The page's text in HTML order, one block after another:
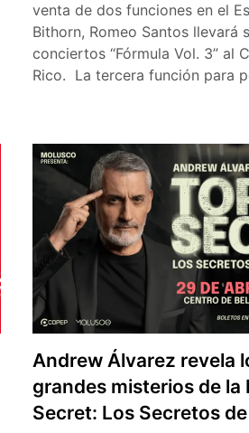
venta de dos funciones en el
Bithorn, Romeo Santos llevará
conciertos “Fórmula Vol. 3” al
Rico. La tercera función para
Andrew Álvarez revela
grandes misterios de la
Secret: Los Secretos